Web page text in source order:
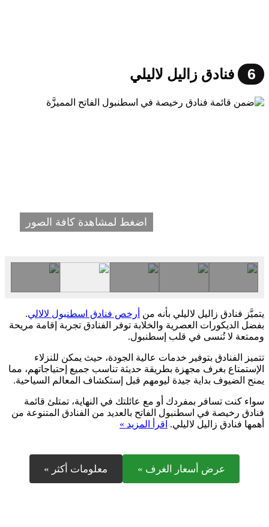
6 فنادق زاليل لاليلي
اضغط لمشاهدة كافة الصور
يتميَّز فنادق زاليل لاليلي بأنه من أرخص فنادق اسطنبول لالالي.
بفضل الديكورات العصرية والخلابة توفر الفنادق تجربة إقامة مريحة
وممتعة لا تُنسى في قلب إسطنبول.
تتميز الفنادق بتوفير خدمات عالية الجودة، حيث يمكن للنزلاء
الإستمتاع بغرف مجهزة بطريقة حديثة تناسب جميع إحتياجاتهم، مما
يمنح الضيوف بداية جيدة ليومهم قبل إستكشاف المعالم السياحية.
سواء كنت تسافر بمفردك أو مع عائلتك في النهاية، تمتلئ قائمة
فنادق رخيصة في اسطنبول الفاتح بالعديد من الفنادق المتنوعة من
أهمها فنادق زاليل لاليلي. اقرأ المزيد »
عرض أسعار الغرف » معلومات أكثر »